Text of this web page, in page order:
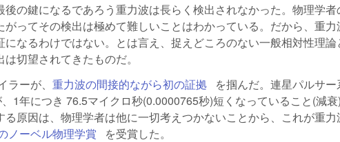
の鍵になるであろう重力波は長らく検出されなかった。物理学者
ってその検出は極めて難しいことはわかっている。だから、重力
なるわけではない。とは言え、捉えどころのない一般相対性理論
切望されてきたものだ。
ーが、 重力波の間接的ながら初の証拠 (link is external)
を掴んだ。連星パルサー
1年につき 76.5マイクロ秒(0.0000765秒)短くなっていること(減衰
原因は、物理学者は他に一切考えつかないことから、これが重力
ノーベル物理学賞 (link is external)
を受賞した。